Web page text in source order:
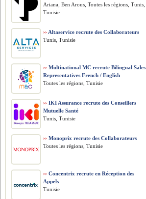
Ariana, Ben Arous, Toutes les régions, Tunis,
Tunisie
›› Altaservice recrute des Collaborateurs
Tunis, Tunisie
›› Multinational MC recrute Bilingual Sales
Representatives French / English
Toutes les régions, Tunisie
›› IKI Assurance recrute des Conseillers
Mutuelle Santé
Tunis, Tunisie
›› Monoprix recrute des Collaborateurs
Toutes les régions, Tunisie
›› Concentrix recrute en Réception des
Appels
Tunisie